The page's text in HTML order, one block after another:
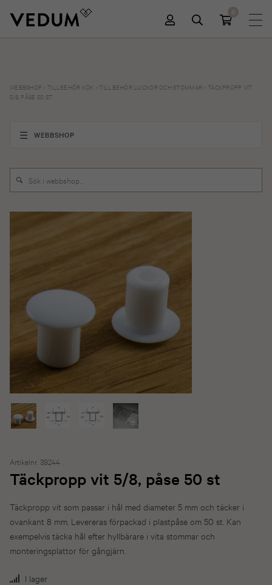
0
WEBBSHOP >TILLBEHÖR KÖK >TILLBEHÖR LUCKOR OCH STOMMAR
TÄCKPROPP VIT
5/8, PÅSE 50 ST
WEBBSHOP
Artikelnr. 39244
Täckpropp vit 5/8, påse 50 st
Täckpropp vit som passar i hål med diameter 5 mm och täcker i
ovankant 8 mm. Levereras förpackad i plastpåse om 50 st. Kan
exempelvis täcka hål efter hyllbärare i vita stommar och
monteringsplattor för gångjärn.
I lager